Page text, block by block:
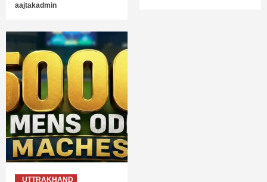
aajtakadmin
UTTRAKHAND